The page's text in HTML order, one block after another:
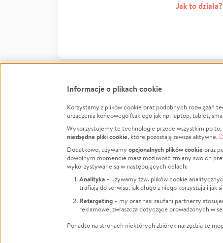
Jak to działa?
FacebookTwitter Instagram
LinkedInTikTok Youtube
Jak to
Kontakt
Informacje o plikach cookie
Korzystamy z plików cookie oraz podobnych rozwiązań
urządzenia końcowego (takiego jak np. laptop, tablet,
Wykorzystujemy te technologie przede wszystkim po to,
niezbędne pliki cookie, które pozostają zawsze aktywne.
Dodatkowo, używamy opcjonalnych plików cookieoraz
dowolnym momencie masz możliwość zmiany swoich
wykorzystywane są w następujących celach:
Analityka – używamy tzw. plików cookie
trafiają do serwisu, jak długo z niego korzystają i jak
Retargeting – my oraz nasi zaufani partnerzy
reklamowe, zwłaszcza dotyczące prowadzonych w
Ponadto na stronach niektórych zbiórek narzędzia te